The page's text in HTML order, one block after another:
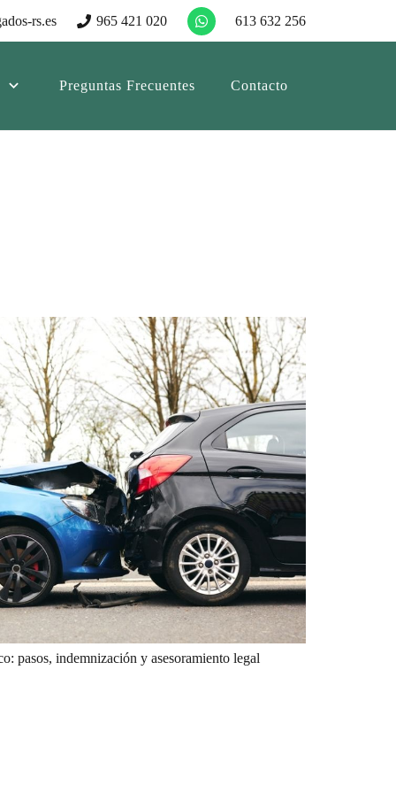
rs.es 965 421 020 613 632 256
Preguntas Frecuentes Contacto
pasos, indemnización y asesoramiento legal